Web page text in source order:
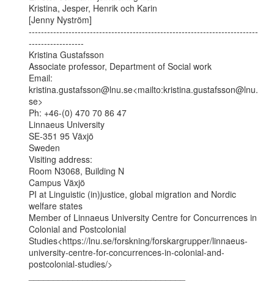
Kristina, Jesper, Henrik och Karin
[Jenny Nyström]
---------------------------------------------------------------------------
------------------
Kristina Gustafsson
Associate professor, Department of Social work
Email:
kristina.gustafsson@lnu.se<mailto:kristina.gustafsson@lnu.
se>
Ph: +46-(0) 470 70 86 47
Linnaeus University
SE-351 95 Växjö
Sweden
Visiting address:
Room N3068, Building N
Campus Växjö
PI at Linguistic (in)justice, global migration and Nordic
welfare states
Member of Linnaeus University Centre for Concurrences in
Colonial and Postcolonial
Studies<https://lnu.se/forskning/forskargrupper/linnaeus-
university-centre-for-concurrences-in-colonial-and-
postcolonial-studies/>